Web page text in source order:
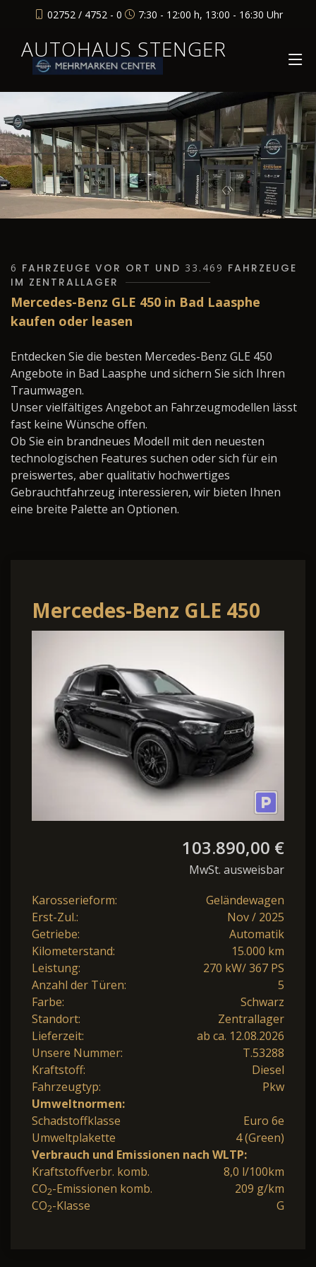
02752 / 4752 - 0 7:30 - 12:00 h, 13:00 - 16:30 Uhr
AUTOHAUS STENGER
6 FAHRZEUGE VOR ORT UND 33.469 FAHRZEUGE
IM ZENTRALLAGER
Mercedes-Benz GLE 450 in Bad Laasphe
kaufen oder leasen
Entdecken Sie die besten Mercedes-Benz GLE 450
Angebote in Bad Laasphe und sichern Sie sich Ihren
Traumwagen.
Unser vielfältiges Angebot an Fahrzeugmodellen lässt
fast keine Wünsche offen.
Ob Sie ein brandneues Modell mit den neuesten
technologischen Features suchen oder sich für ein
preiswertes, aber qualitativ hochwertiges
Gebrauchtfahrzeug interessieren, wir bieten Ihnen
eine breite Palette an Optionen.
Mercedes-Benz GLE 450
AMG Prem.
Plus*7Sitze*VOLL*140TEUR
UPE*T
103.890,00 €
MwSt. ausweisbar
Karosserieform:
Geländewagen
Erst-Zul.:
Nov / 2025
Getriebe:
Automatik
Kilometerstand:
15.000 km
Leistung:
270 kW/ 367 PS
Anzahl der Türen:
5
Farbe:
Schwarz
Standort:
Zentrallager
Lieferzeit:
ab ca. 12.08.2026
Unsere Nummer:
T.53288
Kraftstoff:
Diesel
Fahrzeugtyp:
Pkw
Umweltnormen:
Schadstoffklasse
Euro 6e
Umweltplakette
4 (Green)
Verbrauch und Emissionen nach WLTP:
Kraftstoffverbr. komb.
8,0 l/100km
CO2-Emissionen komb.
209 g/km
CO2-Klasse G